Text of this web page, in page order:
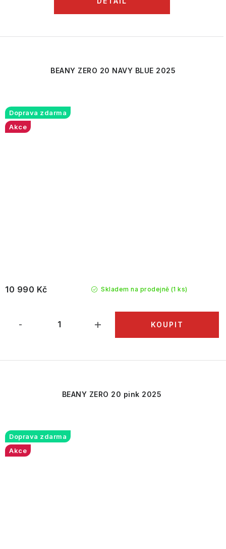
BEANY ZERO 20 NAVY BLUE 2025
Doprava zdarma
Akce
Skladem na prodejně (1 ks)
10 990 Kč
BEANY ZERO 20 pink 2025
Doprava zdarma
Akce